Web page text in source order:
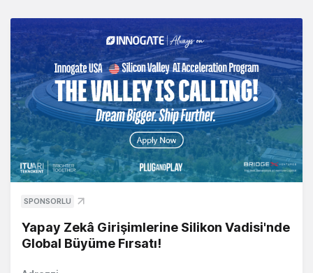
SPONSORLU
Yapay Zekâ Girişimlerine Silikon Vadisi'nde
Global Büyüme Fırsatı!